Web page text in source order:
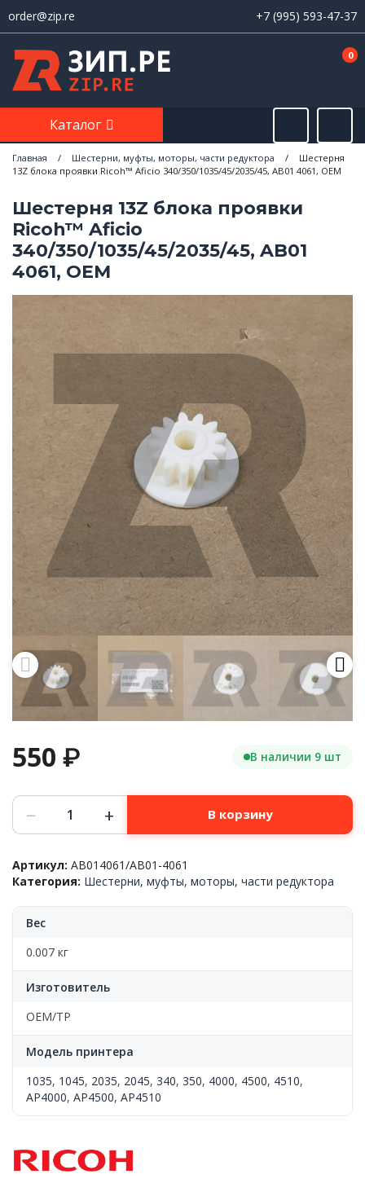
order@zip.re +7 (995) 593-47-37
0
Каталог
Главная / Шестерни, муфты, моторы, части редуктора /
Шестерня
13Z блока проявки Ricoh™ Aficio 340/350/1035/45/2035/45, AB01 4061, OEM
Шестерня 13Z блока проявки
Ricoh™ Aficio
340/350/1035/45/2035/45, AB01
4061, OEM
550 ₽ В наличии 9 шт
Количество
товара
Шестерня
блока
проявки
Aficio
AB01
OEM
− + В корзину
Артикул: AB014061/AB01-4061
Категория: Шестерни, муфты, моторы, части редуктора
Вес
0.007 кг
Изготовитель
OEM/TP
Модель принтера
1035, 1045, 2035, 2045, 340, 350, 4000, 4500, 4510,
AP4000, AP4500, AP4510